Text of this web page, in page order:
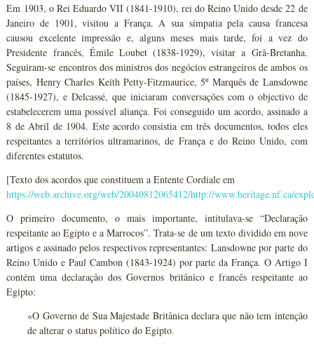
Em 1903, o Rei Eduardo VII (1841-1910), rei do Reino Unido desde 22 de
Janeiro de 1901, visitou a França. A sua simpatia pela causa francesa
causou excelente impressão e, alguns meses mais tarde, foi a vez do
Presidente francês, Émile Loubet (1838-1929), visitar a Grã-Bretanha.
Seguiram-se encontros dos ministros dos negócios estrangeiros de ambos os
países, Henry Charles Keith Petty-Fitzmaurice, 5º Marquês de Lansdowne
(1845-1927), e Delcassé, que iniciaram conversações com o objectivo de
estabelecerem uma possível aliança. Foi conseguido um acordo, assinado a
8 de Abril de 1904. Este acordo consistia em três documentos, todos eles
respeitantes a territórios ultramarinos, de França e do Reino Unido, com
diferentes estatutos.
[Texto dos acordos que constituem a Entente Cordiale em
https://web.archive.org/web/20040812065412/http://www.heritage.nf.ca/
O primeiro documento, o mais importante, intitulava-se “Declaração
respeitante ao Egipto e a Marrocos”. Trata-se de um texto dividido em nove
artigos e assinado pelos respectivos representantes: Lansdowne por parte do
Reino Unido e Paul Cambon (1843-1924) por parte da França. O Artigo I
contém uma declaração dos Governos britânico e francês respeitante ao
Egipto:
«O Governo de Sua Majestade Britânica declara que não tem intenção
de alterar o status político do Egipto.